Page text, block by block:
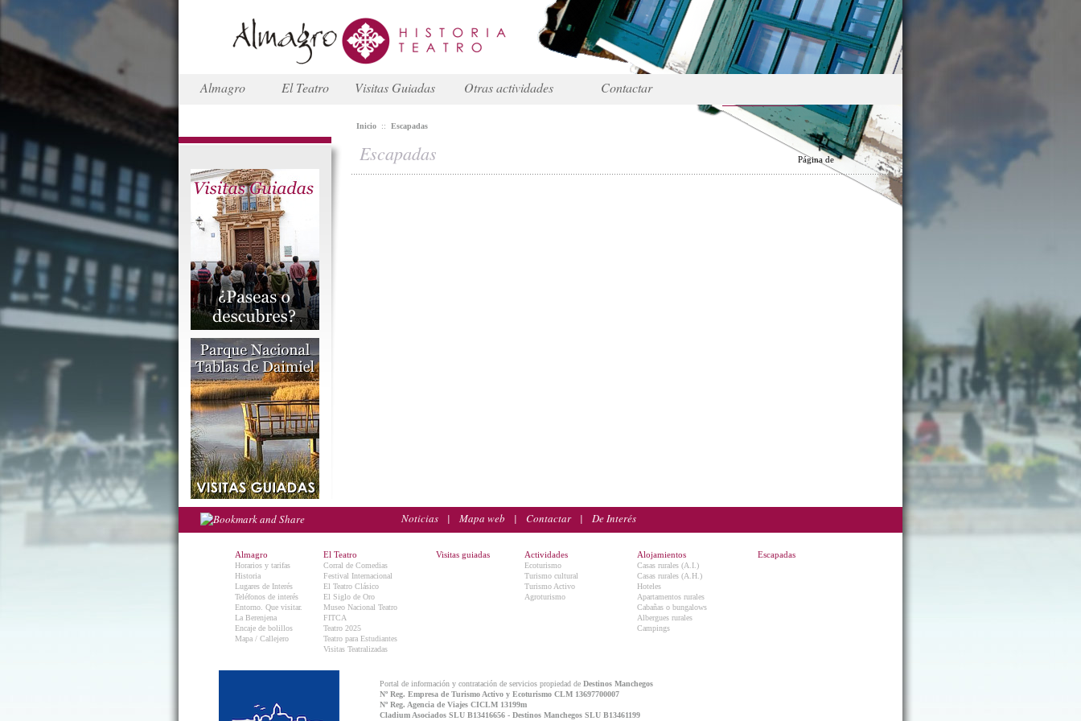
Almagro El Teatro Visitas Guiadas Otras actividades Contactar
Inicio :: Escapadas
Escapadas Página de
Noticias | Mapa web | Contactar| De Interés
Almagro
Horarios y tarifas
Historia
Lugares de Interés
Teléfonos de interés
Entorno. Que visitar.
La Berenjena
Encaje de bolillos
Mapa / Callejero
El Teatro
Corral de Comedias
Festival Internacional
El Teatro Clásico
El Siglo de Oro
Museo Nacional Teatro
FITCA
Teatro 2025
Teatro para Estudiantes
Visitas Teatralizadas
Visitas guiadas Actividades
Ecoturismo
Turismo cultural
Turismo Activo
Agroturismo
Alojamientos
Casas rurales (A.I.)
Casas rurales (A.H.)
Hoteles
Apartamentos rurales
Cabañas o bungalows
Albergues rurales
Campings
Escapadas
Portal de información y contratación de servicios propiedad de Destinos Manchegos
Nº Reg. Empresa de Turismo Activo y Ecoturismo CLM 13697700007
Nº Reg. Agencia de Viajes CICLM 13199m
Cladium Asociados SLU B13416656 - Destinos Manchegos SLU B13461199